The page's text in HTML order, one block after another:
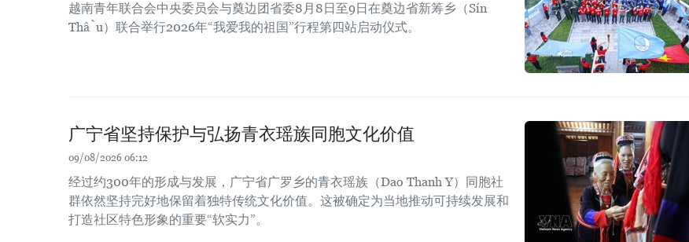
越南青年联合会中央委员会与奠边团省委8月8日至9日在奠边省新筹乡（Sín
Thầu）联合举行2026年“我爱我的祖国”行程第四站启动仪式。
广宁省坚持保护与弘扬青衣瑶族同胞文化价值
09/08/2026 06:12
经过约300年的形成与发展，广宁省广罗乡的青衣瑶族（Dao Thanh Y）同胞社
群依然坚持完好地保留着独特传统文化价值。这被确定为当地推动可持续发展和
打造社区特色形象的重要“软实力”。